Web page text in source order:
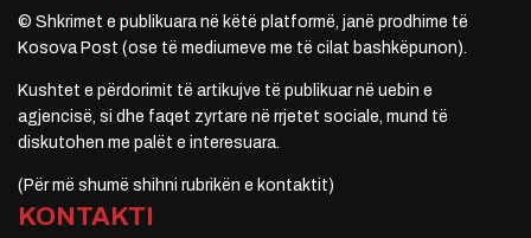
© Shkrimet e publikuara në këtë platformë, janë prodhime të
Kosova Post (ose të mediumeve me të cilat bashkëpunon).
Kushtet e përdorimit të artikujve të publikuar në uebin e
agjencisë, si dhe faqet zyrtare në rrjetet sociale, mund të
diskutohen me palët e interesuara.
(Për më shumë shihni rubrikën e kontaktit)
KONTAKTI